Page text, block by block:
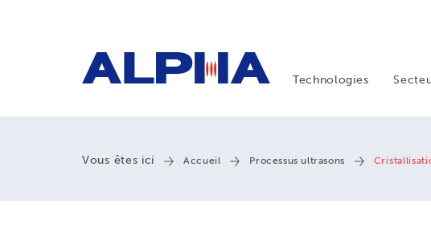
Technologies
Vous êtes ici Accueil Processus ultrasons